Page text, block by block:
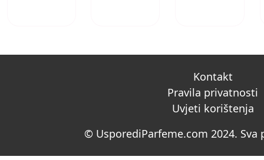
Kontakt
Pravila privatnosti
Uvjeti korištenja
© UsporediParfeme.com 2024. Sva